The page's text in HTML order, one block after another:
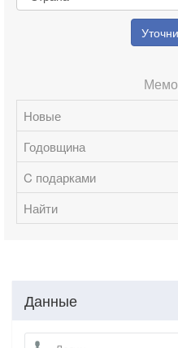
Новые
Годовщина
C подарками
Найти
Данные